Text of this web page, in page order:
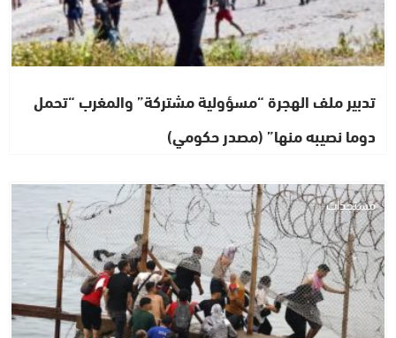
تدبير ملف الهجرة “مسؤولية مشتركة” والمغرب “تحمل
دوما نصيبه منها” (مصدر حكومي)
مستجدات